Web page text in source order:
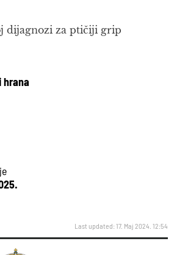
dijagnozi za ptičiji grip
hrana
Last updated: 17. Maj 2024. 12:54